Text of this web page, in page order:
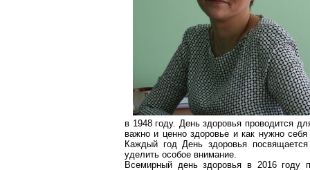
в 1948 году. День здоровья проводится
важно и ценно здоровье и как нужно
Каждый год День здоровья посвящается
уделить особое внимание.
Всемирный день здоровья в 2016 году